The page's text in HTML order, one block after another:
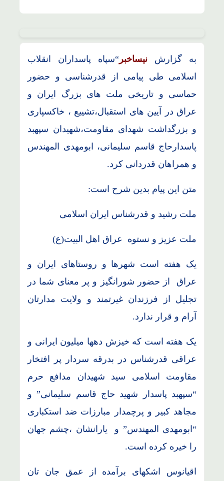
به گزارش نیساخبر “سپاه پاسداران انقلاب
اسلامی طی پیامی از قدرشناسی و حضور
حماسی و تاریخی ملت های بزرگ ایران و
عراق در آیین های استقبال،تشییع ، خاکسپاری
و بزرگداشت شهدای مقاومت،شهیدان سپهبد
پاسدارحاج قاسم سلیمانی، ابومهدی المهندس
و همراهان قدردانی کرد.
متن این پیام بدین شرح است:
ملت رشید و قدرشناس ایران اسلامی
ملت عزیز و نستوه عراق اهل البیت(ع)
یک هفته است شهرها و روستاهای ایران و
عراق از حضور شورانگیز و پر معنای شما در
تجلیل از فرزندان غیرتمند و ولایت مدارتان
آرام و قرار ندارد.
یک هفته است که خیزش دهها میلیون ایرانی و
عراقی قدرشناس در بدرقه سردار پر افتخار
مقاومت اسلامی سید شهیدان مدافع حرم
“سپهبد پاسدار شهید حاج قاسم سلیمانی” و
مجاهد کبیر و پرچمدار مبارزات ضد استکباری
“ابومهدی المهندس” و یارانشان ،چشم جهان
را خیره کرده است.
اقیانوس اشکهای برآمده از عمق جان تان